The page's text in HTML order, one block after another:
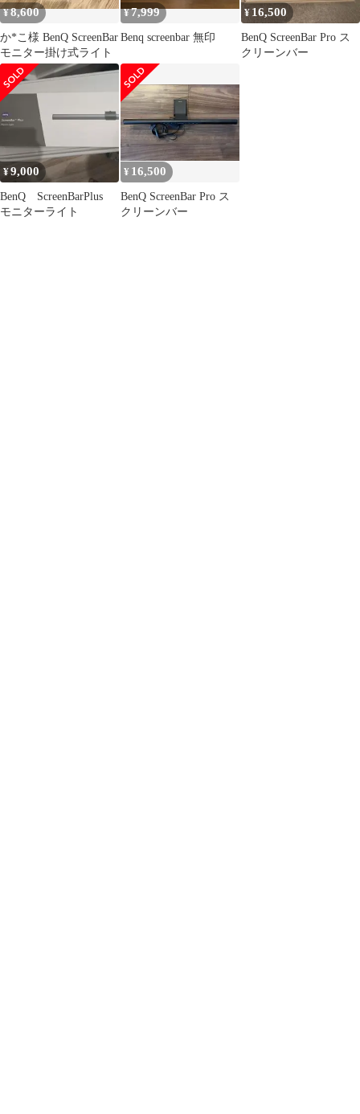
¥8,600
か*こ様 BenQ ScreenBar
モニター掛け式ライト
¥7,999
Benq screenbar 無印
¥ 16,500
BenQ ScreenBar Pro ス
クリーンバー
¥9,000
BenQ ScreenBarPlus
モニターライト
¥ 16,500
BenQ ScreenBar Pro ス
クリーンバー